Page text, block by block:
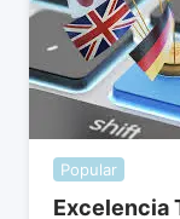
Popular
Excelencia